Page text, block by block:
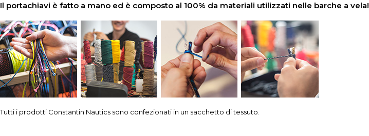
Il portachiavi è fatto a mano ed è composto al 100% da materiali utilizzati nelle barche a vela!
Tutti i prodotti Constantin Nautics sono confezionati in un sacchetto di tessuto.